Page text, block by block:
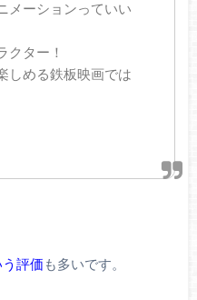
メーションっていい
クター！
しめる鉄板映画では
評価 も多いです。